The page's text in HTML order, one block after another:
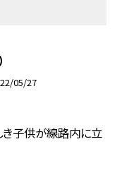
05/27
き子供が線路内に立